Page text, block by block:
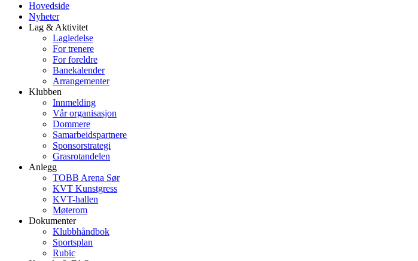
Hovedside
Nyheter
Lag & Aktivitet
Lagledelse
For trenere
For foreldre
Banekalender
Arrangementer
Klubben
Innmelding
Vår organisasjon
Dommere
Samarbeidspartnere
Sponsorstrategi
Grasrotandelen
Anlegg
TOBB Arena Sør
KVT Kunstgress
KVT-hallen
Møterom
Dokumenter
Klubbhåndbok
Sportsplan
Rubic